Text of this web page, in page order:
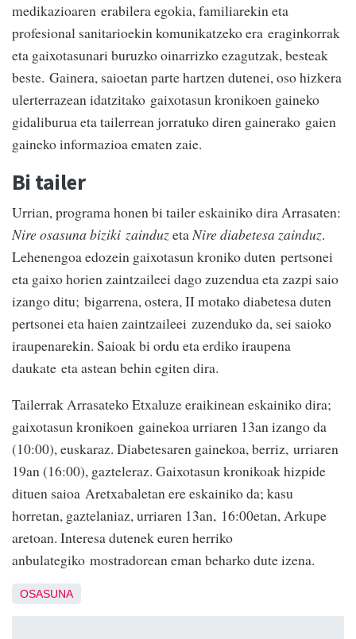
medikazioaren erabilera egokia, familiarekin eta
profesional sanitarioekin komunikatzeko era eraginkorrak
eta gaixotasunari buruzko oinarrizko ezagutzak, besteak
beste. Gainera, saioetan parte hartzen dutenei, oso hizkera
ulerterrazean idatzitako gaixotasun kronikoen gaineko
gidaliburua eta tailerrean jorratuko diren gainerako gaien
gaineko informazioa ematen zaie.
Bi tailer
Urrian, programa honen bi tailer eskainiko dira Arrasaten:
Nire osasuna biziki zainduzetaNire diabetesa zainduz.
Lehenengoa edozein gaixotasun kroniko duten pertsonei
eta gaixo horien zaintzaileei dago zuzendua eta zazpi saio
izango ditu; bigarrena, ostera, II motako diabetesa duten
pertsonei eta haien zaintzaileei zuzenduko da, sei saioko
iraupenarekin. Saioak bi ordu eta erdiko iraupena
daukate eta astean behin egiten dira.
Tailerrak Arrasateko Etxaluze eraikinean eskainiko dira;
gaixotasun kronikoen gainekoa urriaren 13an izango da
(10:00), euskaraz. Diabetesaren gainekoa, berriz, urriaren
19an (16:00), gazteleraz. Gaixotasun kronikoak hizpide
dituen saioa Aretxabaletan ere eskainiko da; kasu
horretan, gaztelaniaz, urriaren 13an, 16:00etan, Arkupe
aretoan. Interesa dutenek euren herriko
anbulategiko mostradorean eman beharko dute izena.
OSASUNA